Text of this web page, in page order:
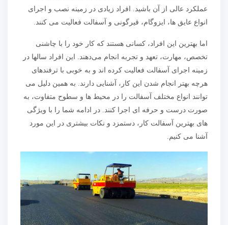
عملکرد عالی از آن باشید. افراد زیادی در زمینه نصب و اجرای
انواع عایق ها، ایزوگام، قیرگونی و آسفالت فعالیت می کنند.
اما بهترین این افراد، کسانی هستند که کار خود را با چاشنی
تخصص، مهارت، تعهد و تجربه انجام می‌دهند. این افراد سالها در
زمینه اجرای آسفالت فعالیت کرده اند و به خوبی با ترفندهای
هرچه بهتر انجام شدن این کار، آشنایی دارند. به همین دلیل می
توانند انواع مختلف آسفالت را در محیط ها و سطوح متفاوت، به
صورت درست و حرفه ای اجرا کنند. در ادامه شما را با ویژگی
های بهترین آسفالت کار، دستمزد و نکات بیشتری در این مورد
آشنا می کنیم.